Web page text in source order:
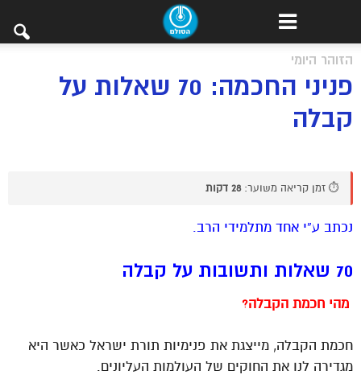
הזוהר היומי
פניני החכמה: 70 שאלות על
קבלה
⏱️ זמן קריאה משוער:28 דקות
נכתב ע”י אחד מתלמידי הרב.
70 שאלות ותשובות על קבלה
מהי חכמת הקבלה?
חכמת הקבלה, מייצגת את פנימיות תורת ישראל כאשר היא
מגדירה לנו את החוקים של העולמות העליונים.